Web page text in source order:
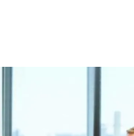
يورو صافي ربح في النصف